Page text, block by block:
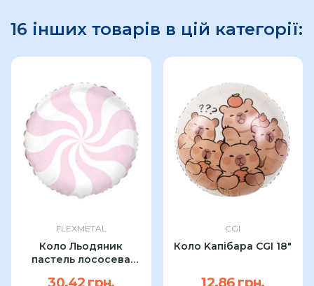
16 інших товарів в цій категорії:
FLEXMETAL
Коло Льодяник
пастель лососева
30,42 грн.
CGI
Коло Kапібара CGI 18"
12,86 грн.